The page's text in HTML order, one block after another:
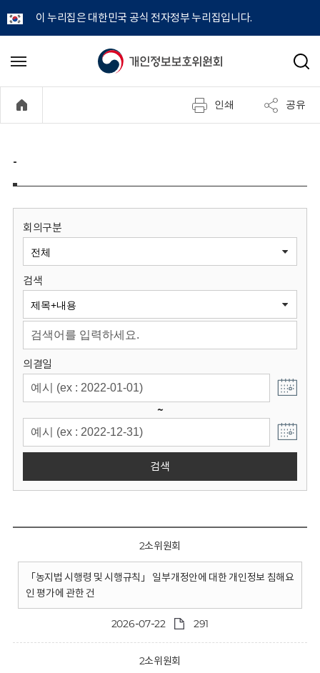
이 누리집은 대한민국 공식 전자정부 누리집입니다.
개
정
보
원
회
메
기
검
인쇄 공유
-
회의구분
검색
의결일
~
검색
2소위원회
「농지법 시행령 및 시행규칙」 일부개정안에 대한 개인정보 침해요
인 평가에 관한 건
2026-07-22 291
2소위원회